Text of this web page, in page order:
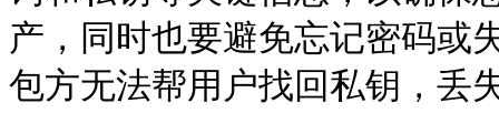
产，同时也要避免忘记密码或
包方无法帮用户找回私钥，丢